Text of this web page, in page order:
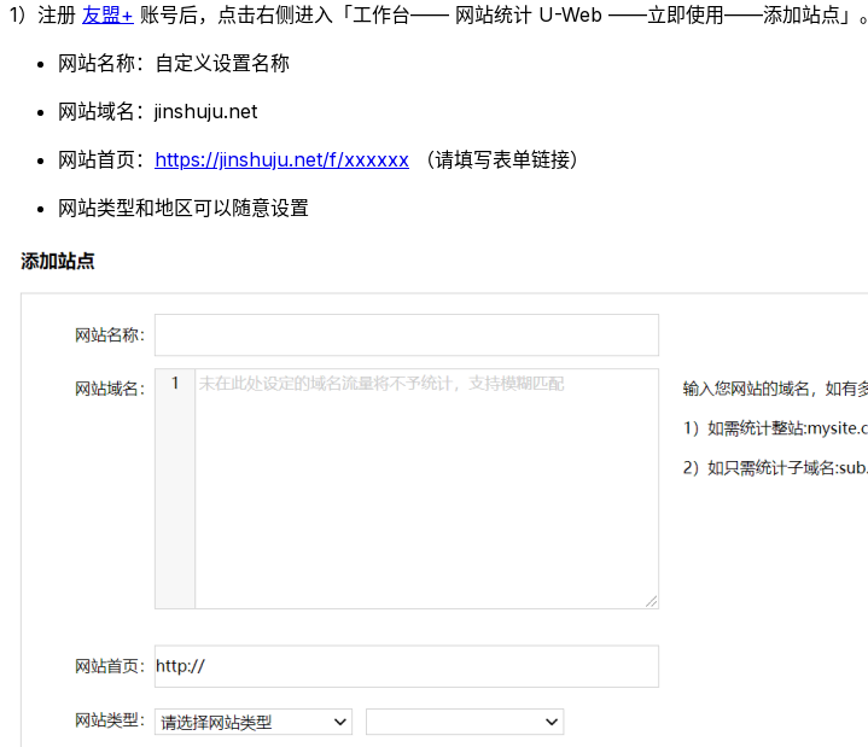
1）注册 友盟+ 账号后，点击右侧进入「工作台—— 网站统计 U-Web ——立即使用——添加站点」。
网站名称：自定义设置名称
网站域名：jinshuju.net
网站首页： https://jinshuju.net/f/xxxxxx （请填写表单链接）
网站类型和地区可以随意设置